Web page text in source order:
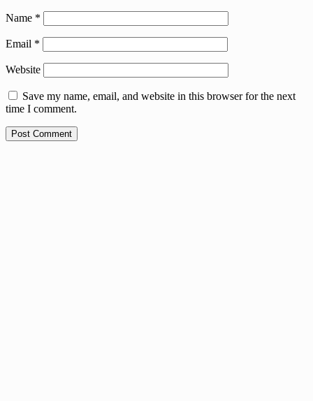
Name *
Email *
Website
Save my name, email, and website in this browser for the next
time I comment.